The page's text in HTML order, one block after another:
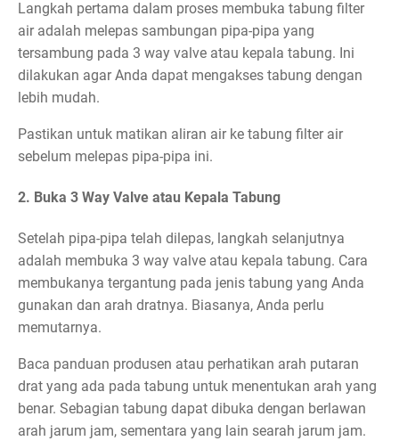
Langkah pertama dalam proses membuka tabung filter
air adalah melepas sambungan pipa-pipa yang
tersambung pada 3 way valve atau kepala tabung. Ini
dilakukan agar Anda dapat mengakses tabung dengan
lebih mudah.
Pastikan untuk matikan aliran air ke tabung filter air
sebelum melepas pipa-pipa ini.
2. Buka 3 Way Valve atau Kepala Tabung
Setelah pipa-pipa telah dilepas, langkah selanjutnya
adalah membuka 3 way valve atau kepala tabung. Cara
membukanya tergantung pada jenis tabung yang Anda
gunakan dan arah dratnya. Biasanya, Anda perlu
memutarnya.
Baca panduan produsen atau perhatikan arah putaran
drat yang ada pada tabung untuk menentukan arah yang
benar. Sebagian tabung dapat dibuka dengan berlawan
arah jarum jam, sementara yang lain searah jarum jam.